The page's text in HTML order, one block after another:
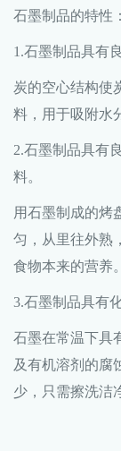
石墨制品的特性：
1.石墨制品具有
炭的空心结构使
料，用于吸附水
2.石墨制品具有
料。
用石墨制成的烤
匀，从里往外熟
食物本来的营养。
3.石墨制品具有
石墨在常温下具
及有机溶剂的腐
少，只需擦洗洁